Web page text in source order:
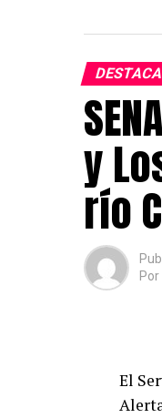
y
río
Por
El